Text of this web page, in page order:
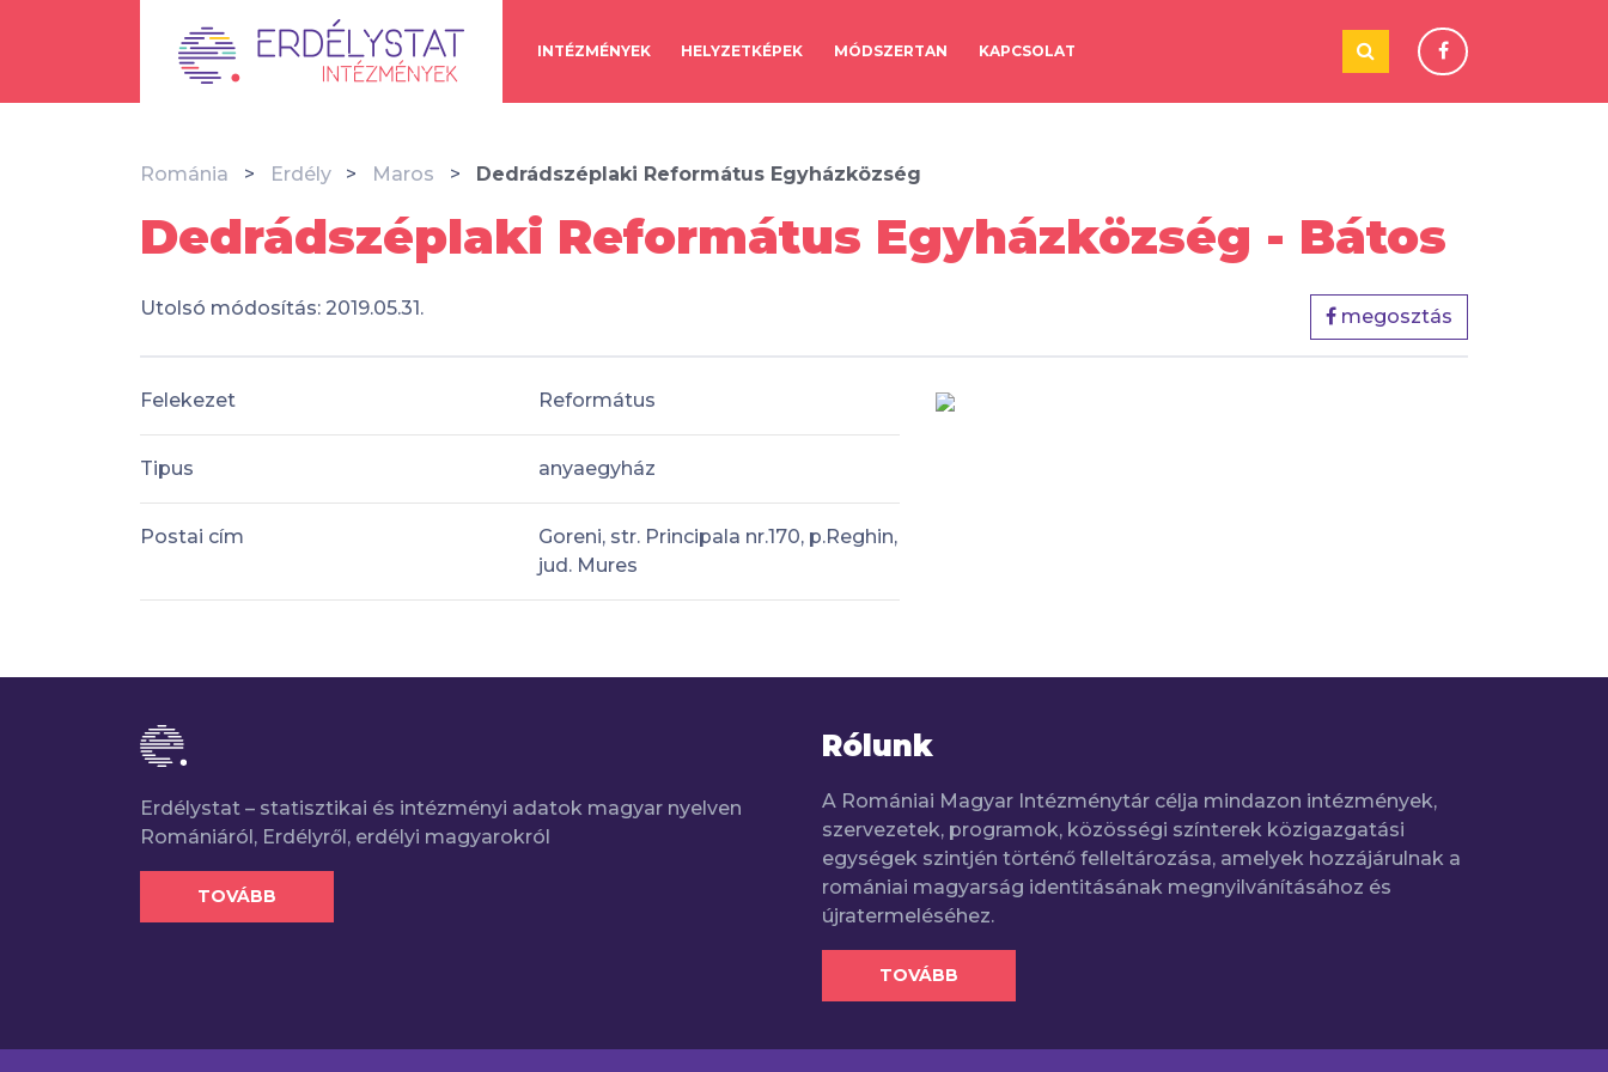
INTÉZMÉNYEK HELYZETKÉPEK MÓDSZERTAN KAPCSOLAT
Románia Erdély Maros Dedrádszéplaki Református Egyházközség
Dedrádszéplaki Református Egyházközség - Bátos
Utolsó módosítás: 2019.05.31. megosztás
Felekezet Református
Tipus anyaegyház
Postai cím
Goreni, str. Principala nr.170, p.Reghin,
jud. Mures
Erdélystat – statisztikai és intézményi adatok magyar nyelven
Romániáról, Erdélyről, erdélyi magyarokról
TOVÁBB
Rólunk
A Romániai Magyar Intézménytár célja mindazon intézmények,
szervezetek, programok, közösségi színterek közigazgatási
egységek szintjén történő felleltározása, amelyek hozzájárulnak a
romániai magyarság identitásának megnyilvánításához és
újratermeléséhez.
TOVÁBB